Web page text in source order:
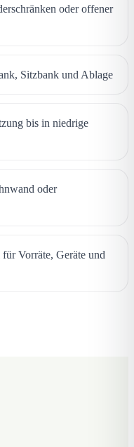
oder offener
Sitzbank und Ablage
bis in niedrige
oder
Vorräte, Geräte und